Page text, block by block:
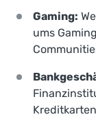
Gaming:
ums